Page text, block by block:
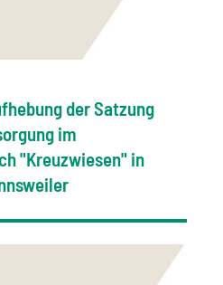
der Satzung
im
"Kreuzwiesen" in